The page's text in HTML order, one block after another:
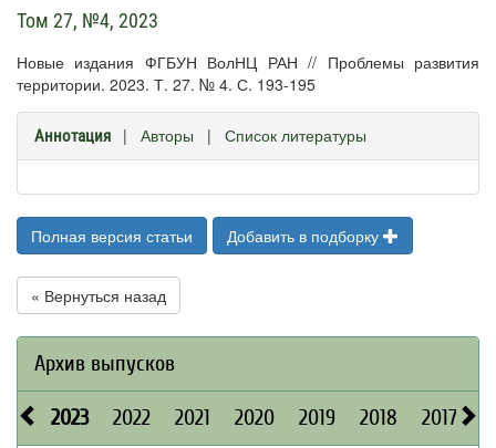
Том 27, №4, 2023
Новые издания ФГБУН ВолНЦ РАН // Проблемы развития
территории. 2023. Т. 27. № 4. С. 193-195
Аннотация | Авторы | Список литературы
Полная версия статьи Добавить в подборку
« Вернуться назад
Архив выпусков
2023 2022 2021 2020 2019 2018 2017